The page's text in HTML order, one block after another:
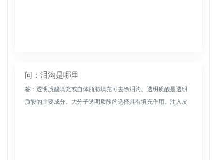
问：泪沟是哪里
答：透明质酸填充或自体脂肪填充可去除泪沟。透明质酸是透明
质酸的主要成分。大分子透明质酸的选择具有填充作用。注入皮